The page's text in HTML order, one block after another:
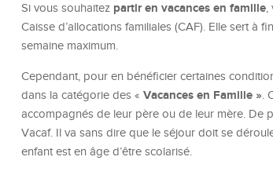
Si vous souhaitez partir en vacances en famille,
Caisse d’allocations familiales (CAF). Elle sert à
semaine maximum.
Cependant, pour en bénéficier certaines
dans la catégorie des « Vacances en Famille ».
accompagnés de leur père ou de leur mère. De
Vacaf. Il va sans dire que le séjour doit se
enfant est en âge d’être scolarisé.